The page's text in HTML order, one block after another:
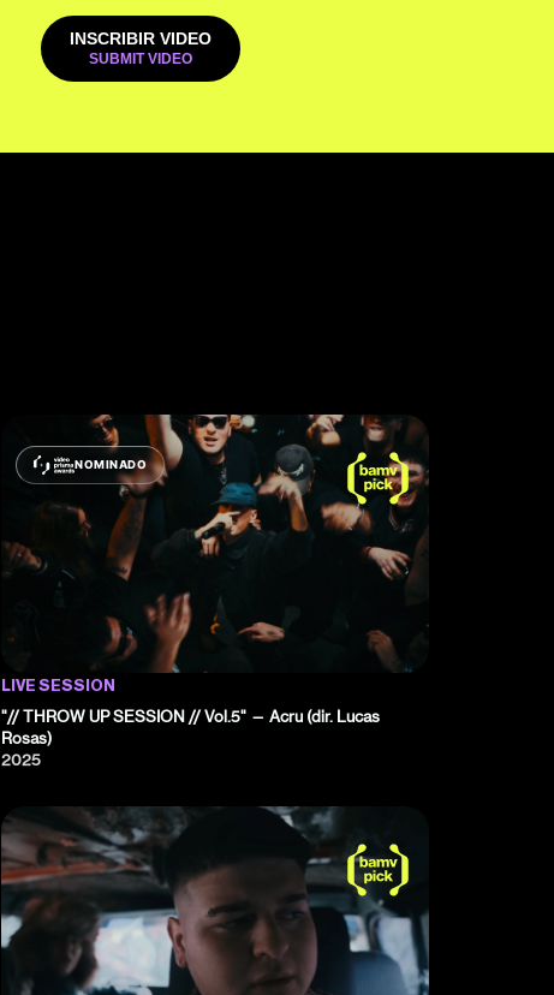
INSCRIBIR VIDEO
NOMINADO
LIVE SESSION
"// THROW UP SESSION // Vol.5" — Acru (dir. Lucas
Rosas)
2025